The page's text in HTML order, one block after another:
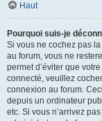
Haut
Pourquoi suis-je
Si vous ne cochez pas
au forum, vous ne
permet d’éviter que
connecté, veuillez
connexion au forum.
depuis un ordinateur
etc. Si vous n’arrivez